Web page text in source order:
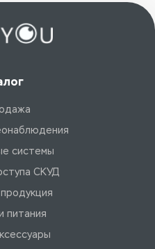
работы
и
системы
СКУД
питания